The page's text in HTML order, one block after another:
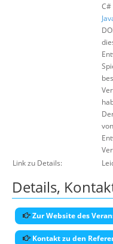
C#
Link zu Details:
Details,
Zur Website des
Kontakt zu den